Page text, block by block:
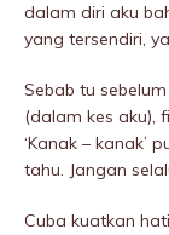
dalam diri aku
yang tersendiri,
Sebab tu
(dalam kes aku),
‘Kanak – kanak’
tahu. Jangan
Cuba kuatkan